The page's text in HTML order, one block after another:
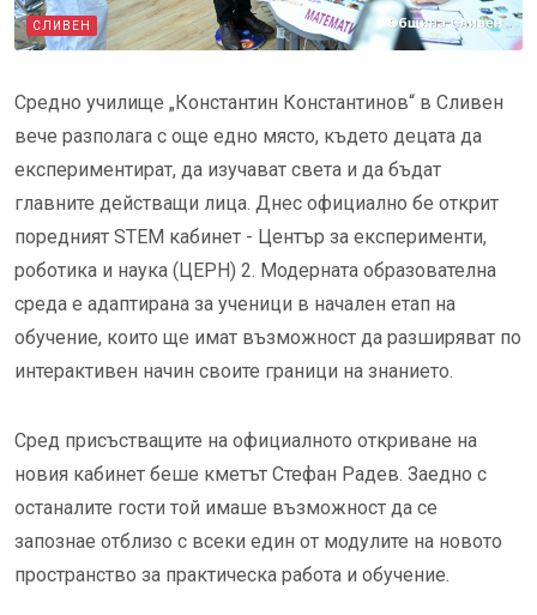
СЛИВЕН
Средно училище „Константин Константинов“ в Сливен
вече разполага с още едно място, където децата да
експериментират, да изучават света и да бъдат
главните действащи лица. Днес официално бе открит
поредният STEM кабинет - Център за експерименти,
роботика и наука (ЦЕРН) 2. Модерната образователна
среда е адаптирана за ученици в начален етап на
обучение, които ще имат възможност да разширяват по
интерактивен начин своите граници на знанието.
Сред присъстващите на официалното откриване на
новия кабинет беше кметът Стефан Радев. Заедно с
останалите гости той имаше възможност да се
запознае отблизо с всеки един от модулите на новото
пространство за практическа работа и обучение.